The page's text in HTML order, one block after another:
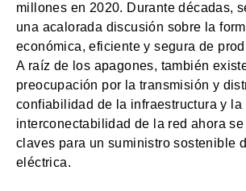
millones en 2020. Durante décadas,
una acalorada discusión sobre la
económica, eficiente y segura de
A raíz de los apagones, también
preocupación por la transmisión y
confiabilidad de la infraestructura y la
interconectabilidad de la red ahora
claves para un suministro sostenible
eléctrica.